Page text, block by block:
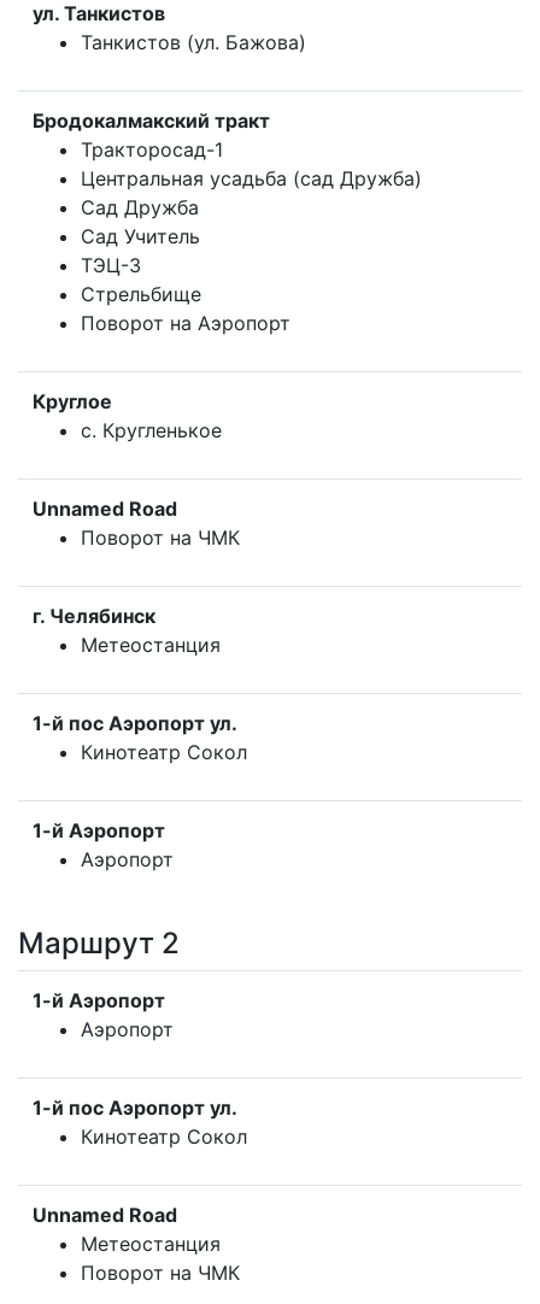
ул. Танкистов
Танкистов (ул. Бажова)
Бродокалмакский тракт
Тракторосад-1
Центральная усадьба (сад Дружба)
Сад Дружба
Сад Учитель
ТЭЦ-3
Стрельбище
Поворот на Аэропорт
Круглое
с. Кругленькое
Unnamed Road
Поворот на ЧМК
г. Челябинск
Метеостанция
1-й пос Аэропорт ул.
Кинотеатр Сокол
1-й Аэропорт
Аэропорт
Маршрут 2
1-й Аэропорт
Аэропорт
1-й пос Аэропорт ул.
Кинотеатр Сокол
Unnamed Road
Метеостанция
Поворот на ЧМК